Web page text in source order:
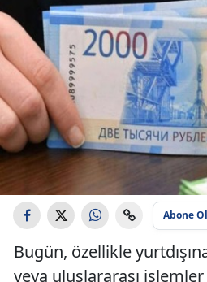
Abone Ol
Bugün, özellikle
veya uluslararası